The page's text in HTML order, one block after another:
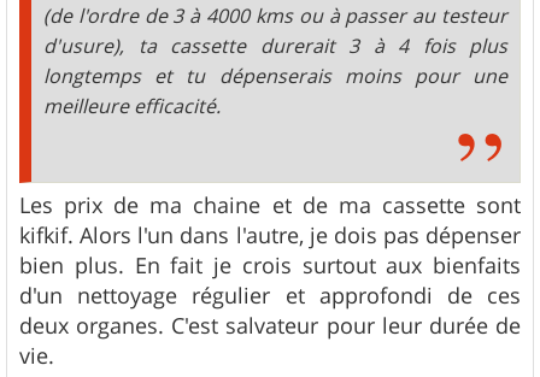
(de l'ordre de 3 à 4000 kms ou à passer au testeur
d'usure), ta cassette durerait 3 à 4 fois plus
longtemps et tu dépenserais moins pour une
meilleure efficacité.
Les prix de ma chaine et de ma cassette sont
kifkif. Alors l'un dans l'autre, je dois pas dépenser
bien plus. En fait je crois surtout aux bienfaits
d'un nettoyage régulier et approfondi de ces
deux organes. C'est salvateur pour leur durée de
vie.